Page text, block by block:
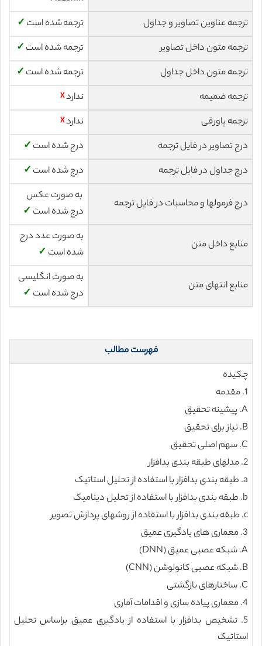
ترجمه عناوین تصاویر و جداول
ترجمه شده است ✓
ترجمه متون داخل تصاویر
ترجمه شده است ✓
ترجمه متون داخل جداول
ترجمه شده است ✓
ترجمه ضمیمه
ندارد☓
ترجمه پاورقی
ندارد☓
درج تصاویر در فایل ترجمه
درج شده است ✓
درج جداول در فایل ترجمه
درج شده است ✓
درج فرمولها و محاسبات در فایل ترجمه
به صورت عکس
درج شده است ✓
منابع داخل متن
به صورت عدد درج
شده است ✓
منابع انتهای متن
به صورت انگلیسی
درج شده است ✓
فهرست مطالب
چکیده
1. مقدمه
A. پیشینه تحقیق
B. نیاز برای تحقیق
C. سهم اصلی تحقیق
2. مدلهای طبقه بندی بدافزار
a. طبقه بندی بدافزار با استفاده از تحلیل استاتیک
b. طبقه بندی بدافزار با استفاده از تحلیل دینامیک
c. طبقه بندی بدافزار با استفاده از روشهای پردازش تصویر
3. معماری های یادگیری عمیق
A. شبکه عصبی عمیق (DNN)
B. شبکه عصبی کانولوشن (CNN)
C. ساختارهای بازگشتی
4. معماری پیاده سازی و اقدامات آماری
5. تشخیص بدافزار با استفاده از یادگیری عمیق براساس تحلیل
استاتیک